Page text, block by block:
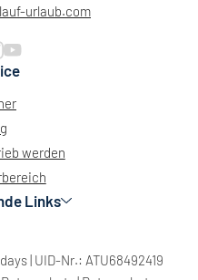
urlaub.com
werden
Links
| UID-Nr.: ATU68492419